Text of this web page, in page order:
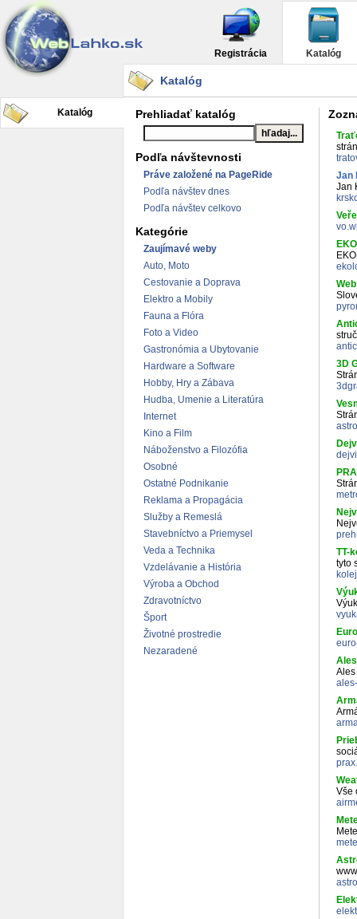
Registrácia Katalóg
Katalóg
Katalóg
Prehliadať katalóg
Podľa návštevnosti
Práve založené na PageRide
Podľa návštev dnes
Podľa návštev celkovo
Kategórie
Zaujímavé weby
Auto, Moto
Cestovanie a Doprava
Elektro a Mobily
Fauna a Flóra
Foto a Video
Gastronómia a Ubytovanie
Hardware a Software
Hobby, Hry a Zábava
Hudba, Umenie a Literatúra
Internet
Kino a Film
Náboženstvo a Filozófia
Osobné
Ostatné Podnikanie
Reklama a Propagácia
Služby a Remeslá
Stavebníctvo a Priemysel
Veda a Technika
Vzdelávanie a História
Výroba a Obchod
Zdravotníctvo
Šport
Životné prostredie
Nezaradené
Jan
Jan
3D
TT-
tyto
Vše